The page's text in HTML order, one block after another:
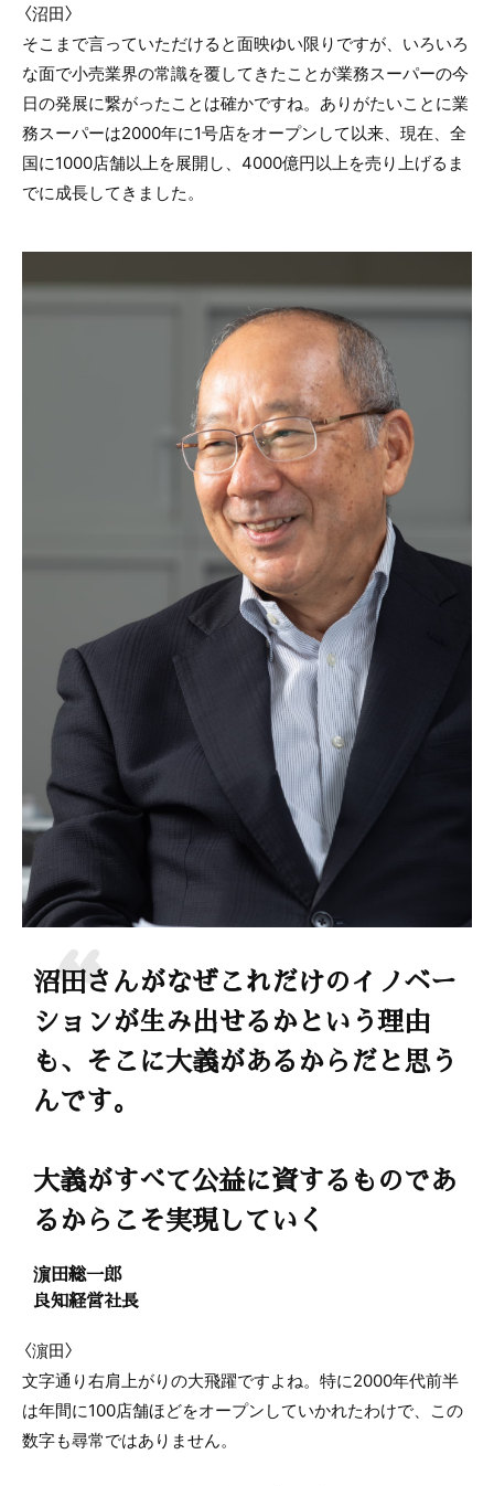
〈沼田〉
そこまで言っていただけると面映ゆい限りですが、いろいろ
な面で小売業界の常識を覆してきたことが業務スーパーの今
日の発展に繋がったことは確かですね。ありがたいことに業
務スーパーは2000年に1号店をオープンして以来、現在、全
国に1000店舗以上を展開し、4000億円以上を売り上げるま
でに成長してきました。
沼田さんがなぜこれだけのイノベー
ションが生み出せるかという理由
も、そこに大義があるからだと思う
んです。
大義がすべて公益に資するものであ
るからこそ実現していく
濵田総一郎
良知経営社長
〈濵田〉
文字通り右肩上がりの大飛躍ですよね。特に2000年代前半
は年間に100店舗ほどをオープンしていかれたわけで、この
数字も尋常ではありません。